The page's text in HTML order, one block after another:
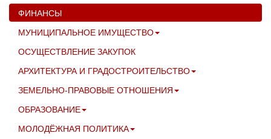
ФИНАНСЫ
МУНИЦИПАЛЬНОЕ ИМУЩЕСТВО
ОСУЩЕСТВЛЕНИЕ ЗАКУПОК
АРХИТЕКТУРА И ГРАДОСТРОИТЕЛЬСТВО
ЗЕМЕЛЬНО-ПРАВОВЫЕ ОТНОШЕНИЯ
ОБРАЗОВАНИЕ
МОЛОДЁЖНАЯ ПОЛИТИКА